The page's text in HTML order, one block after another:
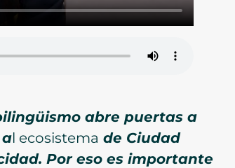
abre puertas a
l ecosistema de Ciudad
Por eso es importante